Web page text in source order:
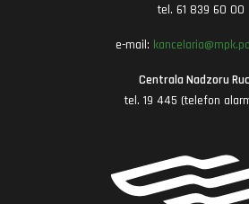
tel. 61 839 60 00
e-mail:
Centrala Nadzoru
tel. 19 445 (telefon